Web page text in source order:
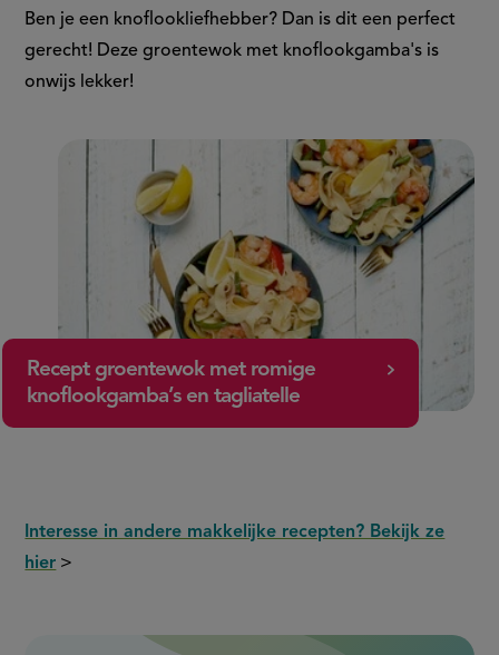
Ben je een knoflookliefhebber? Dan is dit een perfect
gerecht! Deze groentewok met knoflookgamba's is
onwijs lekker!
Recept groentewok met romige
knoflookgamba’s en tagliatelle
Interesse in andere makkelijke recepten? Bekijk ze
hier >